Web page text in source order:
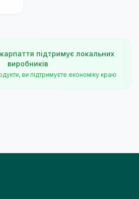
підтримує локальних
виробників
ви підтримуєте економіку краю